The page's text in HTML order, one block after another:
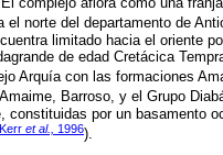
norte del departamento de
limitado hacia el oriente
de edad Cretácica
Arquía con las formaciones
Barroso, y el Grupo
constituidas por un basamento
Kerr et al., 1996).